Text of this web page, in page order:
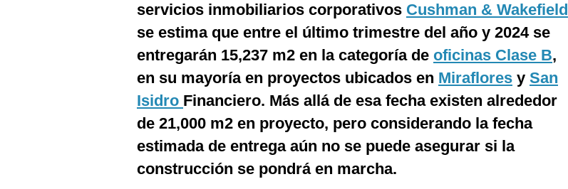
servicios inmobiliarios corporativos Cushman & Wakefield
se estima que entre el último trimestre del año y 2024 se
entregarán 15,237 m2 en la categoría de oficinas Clase B,
en su mayoría en proyectos ubicados en Miraflores y San
Isidro Financiero. Más allá de esa fecha existen alrededor
de 21,000 m2 en proyecto, pero considerando la fecha
estimada de entrega aún no se puede asegurar si la
construcción se pondrá en marcha.